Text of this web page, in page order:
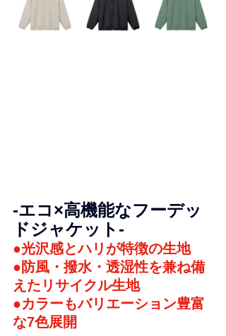
-エコ×高機能なフーデッ
ドジャケット -
●光沢感とハリが特徴の生地
●防風・撥水・透湿性を兼ね備
えたリサイクル生地
●カラーもバリエーション豊富
な7色展開